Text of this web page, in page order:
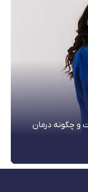
و چگونه درمان